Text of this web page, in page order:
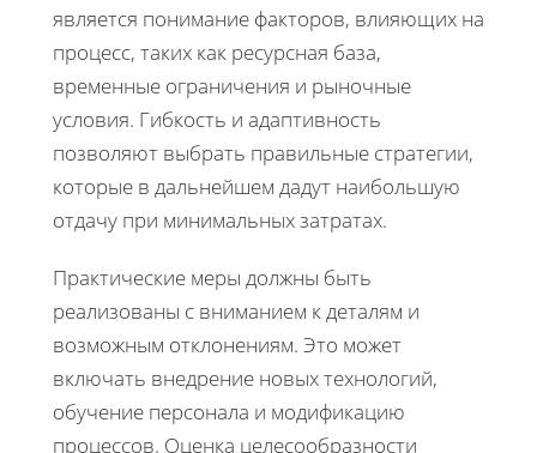
является понимание факторов, влияющих на
процесс, таких как ресурсная база,
временные ограничения и рыночные
условия. Гибкость и адаптивность
позволяют выбрать правильные стратегии,
которые в дальнейшем дадут наибольшую
отдачу при минимальных затратах.
Практические меры должны быть
реализованы с вниманием к деталям и
возможным отклонениям. Это может
включать внедрение новых технологий,
обучение персонала и модификацию
процессов. Оценка целесообразности